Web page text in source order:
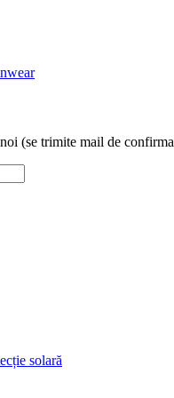
(se trimite mail de
solară